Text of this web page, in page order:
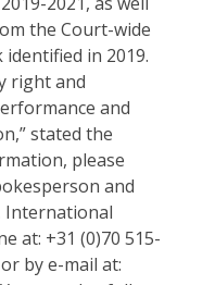
the Court-wide
in 2019.
right and
and
stated the
please
and
International
at: +31 (0)70 515-
by e-mail at: